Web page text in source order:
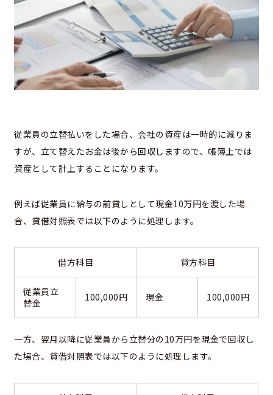
従業員の立替払いをした場合、会社の資産は一時的に減りま
すが、立て替えたお金は後から回収しますので、帳簿上では
資産として計上することになります。
例えば従業員に給与の前貸しとして現金10万円を渡した場
合、貸借対照表では以下のように処理します。
借方科目 貸方科目
従業員立
替金
100,000円 現金 100,000円
一方、翌月以降に従業員から立替分の10万円を現金で回収し
た場合、貸借対照表では以下のように処理します。